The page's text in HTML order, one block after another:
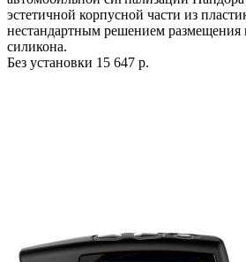
эстетичной корпусной части из
нестандартным решением размещения
силикона.
Без установки 15 647 р.